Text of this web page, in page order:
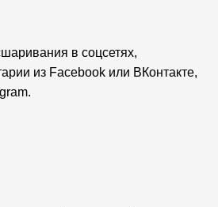
в соцсетях,
из Facebook или ВКонтакте,